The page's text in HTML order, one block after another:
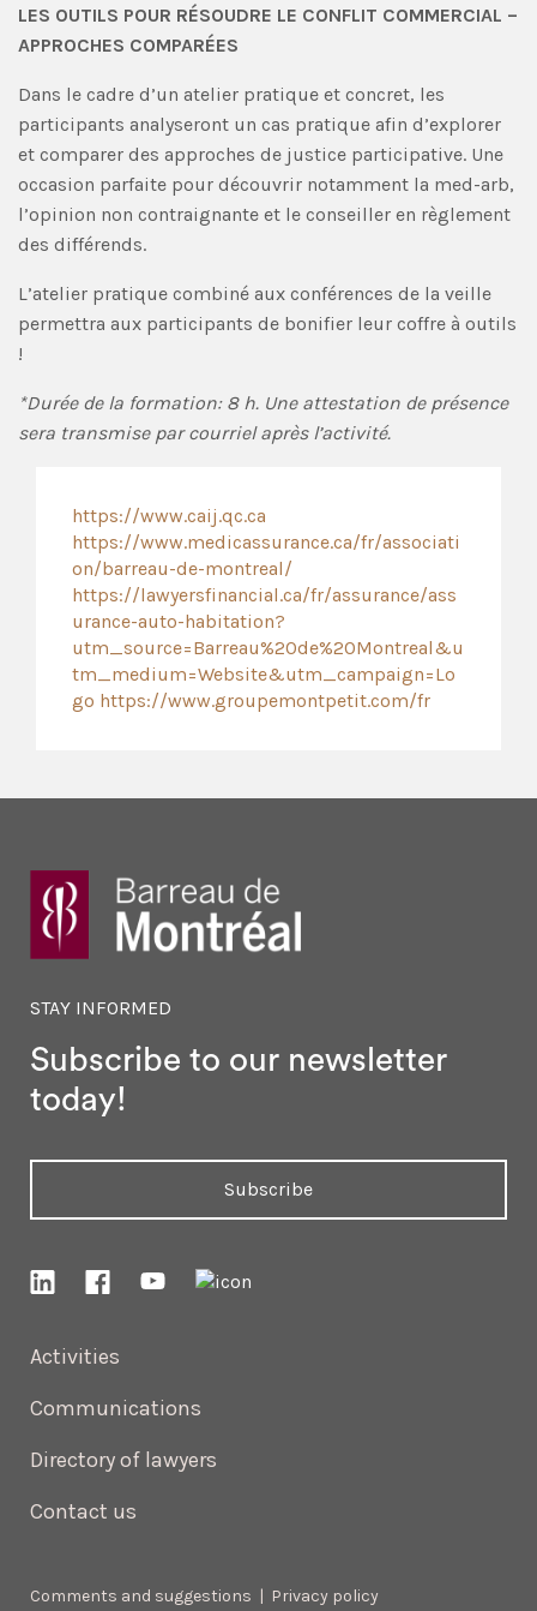
LES OUTILS POUR RÉSOUDRE LE CONFLIT COMMERCIAL –
APPROCHES COMPARÉES
Dans le cadre d’un atelier pratique et concret, les
participants analyseront un cas pratique afin d’explorer
et comparer des approches de justice participative. Une
occasion parfaite pour découvrir notamment la med-arb,
l’opinion non contraignante et le conseiller en règlement
des différends.
L’atelier pratique combiné aux conférences de la veille
permettra aux participants de bonifier leur coffre à outils
!
*Durée de la formation: 8 h. Une attestation de présence
sera transmise par courriel après l’activité.
https://www.caij.qc.ca
https://www.medicassurance.ca/fr/associati
on/barreau-de-montreal/
https://lawyersfinancial.ca/fr/assurance/ass
urance-auto-habitation?
utm_source=Barreau%20de%20Montreal&u
tm_medium=Website&utm_campaign=Lo
go https://www.groupemontpetit.com/fr
Activities
Communications
Directory of lawyers
Contact us
STAY INFORMED
Subscribe to our newsletter
today!
Subscribe
Comments and suggestions | Privacy policy